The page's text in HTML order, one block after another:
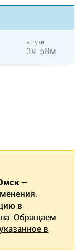
в пути
3ч 58м
—
в
Обращаем
в